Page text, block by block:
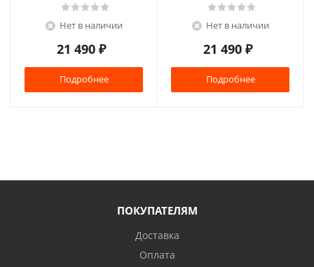
Нет в наличии
21 490 ₽
Подробнее
Нет в наличии
21 490 ₽
Подробнее
ПОКУПАТЕЛЯМ
Доставка
Оплата